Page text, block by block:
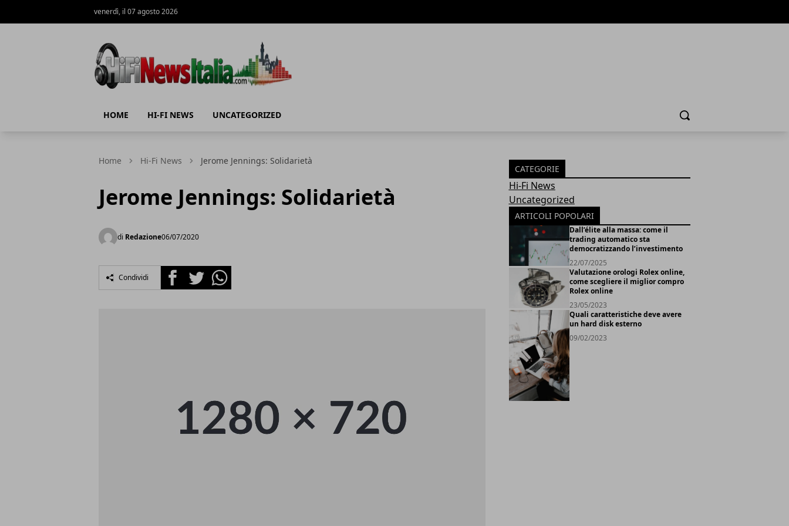
venerdì, il 07 agosto 2026
HOME HI-FI NEWS UNCATEGORIZED Cerca
Home Hi-Fi News Jerome Jennings: Solidarietà
Jerome Jennings: Solidarietà
di Redazione06/07/2020
Condividi FacebookTwitterWhatsapp
CATEGORIE
Hi-Fi News
Uncategorized
ARTICOLI POPOLARI
Dall’élite alla massa: come il
trading automatico sta
democratizzando l’investimento
22/07/2025
Valutazione orologi Rolex online,
come scegliere il miglior compro
Rolex online
23/05/2023
Quali caratteristiche deve avere
un hard disk esterno
09/02/2023